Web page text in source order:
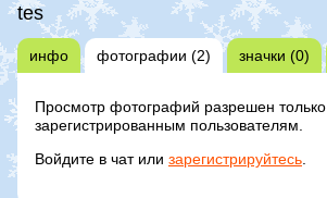
tes
инфо фотографии (2) значки (0)
Просмотр фотографий разрешен только
зарегистрированным пользователям.
Войдите в чат или зарегистрируйтесь